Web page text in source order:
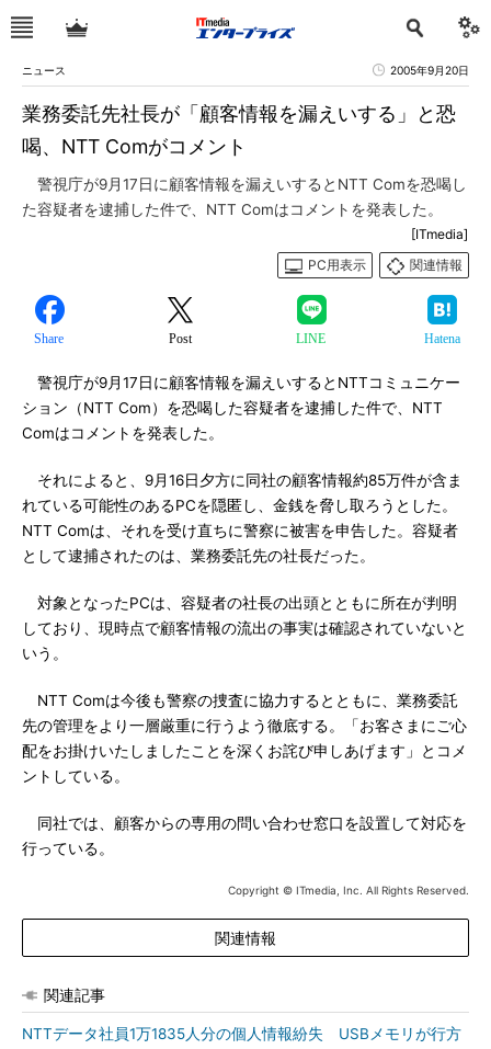
ニュース 2005年9月20日
業務委託先社長が「顧客情報を漏えいする」と恐
喝、NTT Comがコメント
警視庁が9月17日に顧客情報を漏えいするとNTT Comを恐喝し
た容疑者を逮捕した件で、NTT Comはコメントを発表した。
[ITmedia]
PC用表示
関連情報
Share Post LINE Hatena
警視庁が9月17日に顧客情報を漏えいするとNTTコミュニケー
ション（NTT Com）を恐喝した容疑者を逮捕した件で、NTT
Comはコメントを発表した。
それによると、9月16日夕方に同社の顧客情報約85万件が含ま
れている可能性のあるPCを隠匿し、金銭を脅し取ろうとした。
NTT Comは、それを受け直ちに警察に被害を申告した。容疑者
として逮捕されたのは、業務委託先の社長だった。
対象となったPCは、容疑者の社長の出頭とともに所在が判明
しており、現時点で顧客情報の流出の事実は確認されていないと
いう。
NTT Comは今後も警察の捜査に協力するとともに、業務委託
先の管理をより一層厳重に行うよう徹底する。「お客さまにご心
配をお掛けいたしましたことを深くお詫び申しあげます」とコメ
ントしている。
同社では、顧客からの専用の問い合わせ窓口を設置して対応を
行っている。
Copyright © ITmedia, Inc. All Rights Reserved.
関連情報
関連記事
NTTデータ社員1万1835人分の個人情報紛失 USBメモリが行方